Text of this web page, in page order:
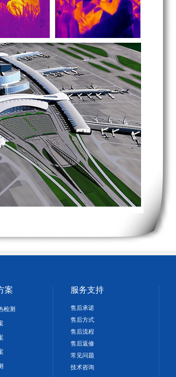
案
检测
服务支持
售后承诺
售后方式
售后流程
售后返修
常见问题
技术咨询